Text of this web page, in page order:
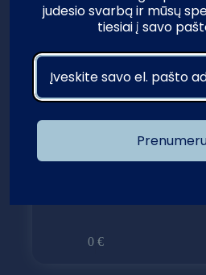
0 €
judesio svarbą ir mūsų
tiesiai į savo